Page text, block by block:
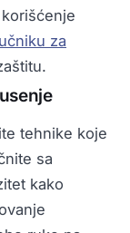
za
tehnike koje
sa
kako